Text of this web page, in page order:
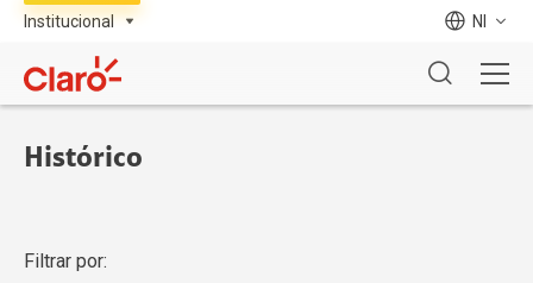
NI
Histórico
Filtrar por: